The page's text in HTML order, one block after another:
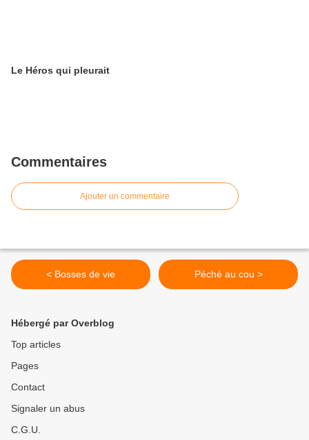
Le Héros qui pleurait
Commentaires
Ajouter un commentaire
< Bosses de vie Péché au cou >
Hébergé par Overblog
Top articles
Pages
Contact
Signaler un abus
C.G.U.